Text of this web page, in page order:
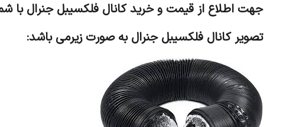
جهت اطلاع از قیمت و خرید کانال فلکسیبل جنرال
تصویر کانال فلکسیبل جنرال به صورت زیرمی باشد: